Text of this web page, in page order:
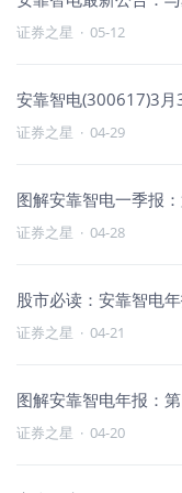
证券之星 · 05-12
安靠智电(300617)3
证券之星 · 04-29
图解安靠智电一季报
证券之星 · 04-28
股市必读：安靠智电
证券之星 · 04-21
图解安靠智电年报：
证券之星 · 04-20